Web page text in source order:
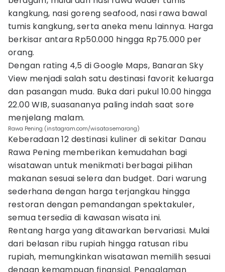
kangkung, nasi goreng seafood, nasi rawa bawal
tumis kangkung, serta aneka menu lainnya. Harga
berkisar antara Rp50.000 hingga Rp75.000 per
orang.
Dengan rating 4,5 di Google Maps, Banaran Sky
View menjadi salah satu destinasi favorit keluarga
dan pasangan muda. Buka dari pukul 10.00 hingga
22.00 WIB, suasananya paling indah saat sore
menjelang malam.
Rawa Pening (instagram.com/wisatasemarang)
Keberadaan 12 destinasi kuliner di sekitar Danau
Rawa Pening memberikan kemudahan bagi
wisatawan untuk menikmati berbagai pilihan
makanan sesuai selera dan budget. Dari warung
sederhana dengan harga terjangkau hingga
restoran dengan pemandangan spektakuler,
semua tersedia di kawasan wisata ini.
Rentang harga yang ditawarkan bervariasi. Mulai
dari belasan ribu rupiah hingga ratusan ribu
rupiah, memungkinkan wisatawan memilih sesuai